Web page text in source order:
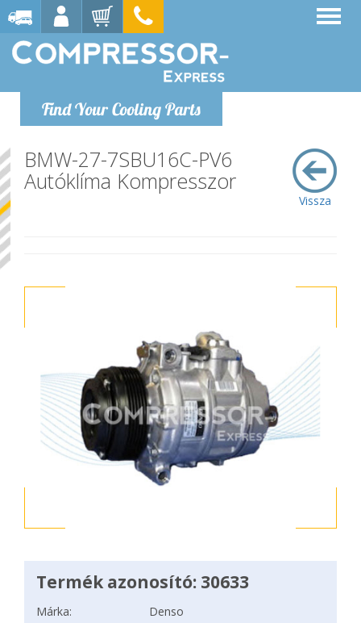
Find Your Cooling Parts
Vissza
BMW-27-7SBU16C-PV6
Autóklíma Kompresszor
Termék azonosító: 30633
Márka:
Denso